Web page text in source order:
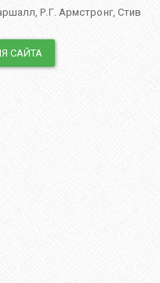
,Р.Г. Армстронг, Стив
САЙТА